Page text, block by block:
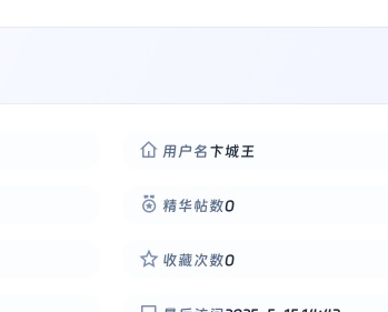
用户名卞城王
精华帖数0
收藏次数0